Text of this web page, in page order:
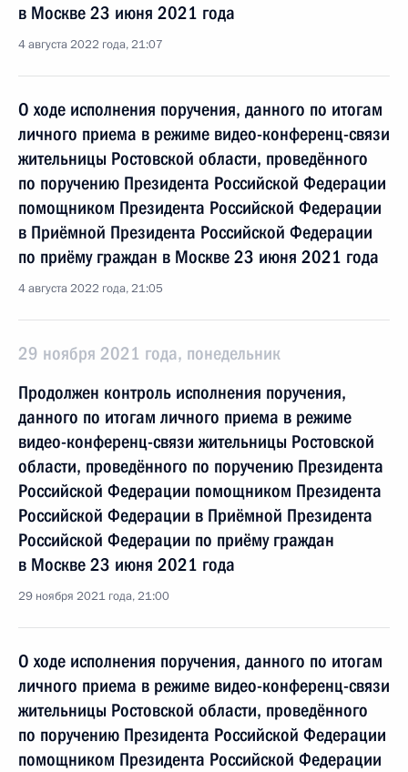
в Москве 23 июня 2021 года
4 августа 2022 года, 21:07
О ходе исполнения поручения, данного по итогам
личного приема в режиме видео-конференц-связи
жительницы Ростовской области, проведённого
по поручению Президента Российской Федерации
помощником Президента Российской Федерации
в Приёмной Президента Российской Федерации
по приёму граждан в Москве 23 июня 2021 года
4 августа 2022 года, 21:05
29 ноября 2021 года, понедельник
Продолжен контроль исполнения поручения,
данного по итогам личного приема в режиме
видео-конференц-связи жительницы Ростовской
области, проведённого по поручению Президента
Российской Федерации помощником Президента
Российской Федерации в Приёмной Президента
Российской Федерации по приёму граждан
в Москве 23 июня 2021 года
29 ноября 2021 года, 21:00
О ходе исполнения поручения, данного по итогам
личного приема в режиме видео-конференц-связи
жительницы Ростовской области, проведённого
по поручению Президента Российской Федерации
помощником Президента Российской Федерации